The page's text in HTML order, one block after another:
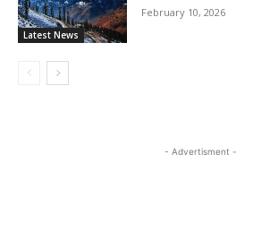
Latest News
February 10, 2026
- Advertisment -